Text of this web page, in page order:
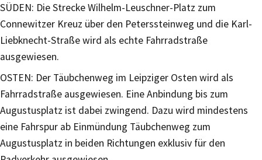
SÜDEN: Die Strecke Wilhelm-Leuschner-Platz zum
Connewitzer Kreuz über den Peterssteinweg und die Karl-
Liebknecht-Straße wird als echte Fahrradstraße
ausgewiesen.
OSTEN: Der Täubchenweg im Leipziger Osten wird als
Fahrradstraße ausgewiesen. Eine Anbindung bis zum
Augustusplatz ist dabei zwingend. Dazu wird mindestens
eine Fahrspur ab Einmündung Täubchenweg zum
Augustusplatz in beiden Richtungen exklusiv für den